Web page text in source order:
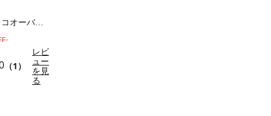
シアースラブテレコオーバートップス
（1）
レビ
ュー
を見
る